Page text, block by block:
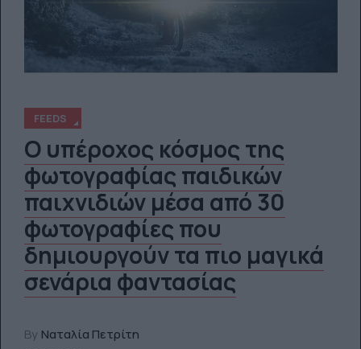
FEEDS
Ο υπέροχος κόσμος της
φωτογραφίας παιδικών
παιχνιδιών μέσα από 30
φωτογραφίες που
δημιουργούν τα πιο μαγικά
σενάρια φαντασίας
By Ναταλία Πετρίτη